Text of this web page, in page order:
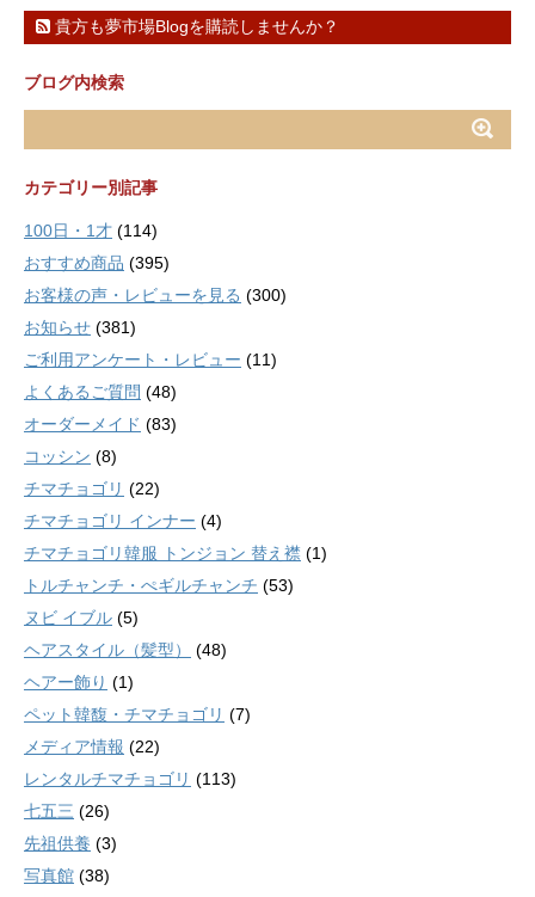
貴方も夢市場Blogを購読しませんか？
ブログ内検索
カテゴリー別記事
100日・1才 (114)
おすすめ商品 (395)
お客様の声・レビューを見る (300)
お知らせ (381)
ご利用アンケート・レビュー (11)
よくあるご質問 (48)
オーダーメイド (83)
コッシン (8)
チマチョゴリ (22)
チマチョゴリ インナー (4)
チマチョゴリ韓服 トンジョン 替え襟 (1)
トルチャンチ・ぺギルチャンチ (53)
ヌビ イブル (5)
ヘアスタイル（髪型）
(48)
ヘアー飾り (1)
ペット韓馥・チマチョゴリ (7)
メディア情報 (22)
レンタルチマチョゴリ (113)
七五三 (26)
先祖供養 (3)
写真館 (38)